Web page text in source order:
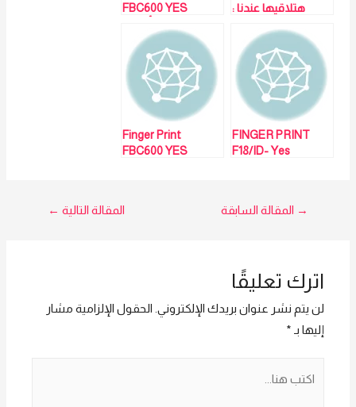
هتلاقيها عندنا :
لمزيد من التفاصيل
و المعلومات برجاء
techno Trade
المبيعات :امل
01016115966
FBC600 YES
وأرخص أجهزة
البصمة هتلاقيها
عندنا – مبيعات: مي
سيد 01023629342
FINGER PRINT
F18/ID- Yes
call : Sales: Mai
Finger Print
FBC600 YES
تصفّح
→المقالة السابقة المقالة التالية←
اترك تعليقًا
لن يتم نشر عنوان بريدك الإلكتروني. الحقول الإلزامية مشار
إليها بـ *